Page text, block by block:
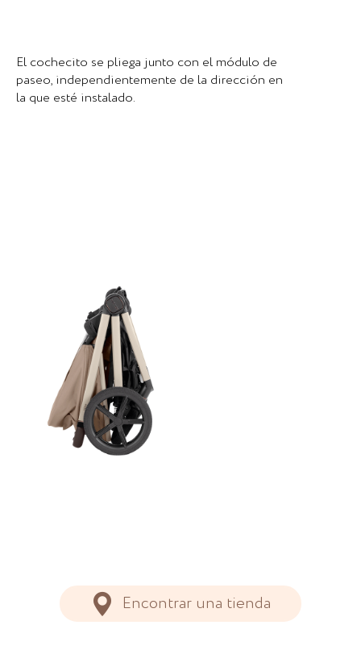
Encontrar una tienda
El cochecito se pliega junto con el módulo de
paseo, independientemente de la dirección en
la que esté instalado.